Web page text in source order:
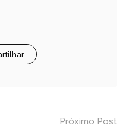
Próximo Post